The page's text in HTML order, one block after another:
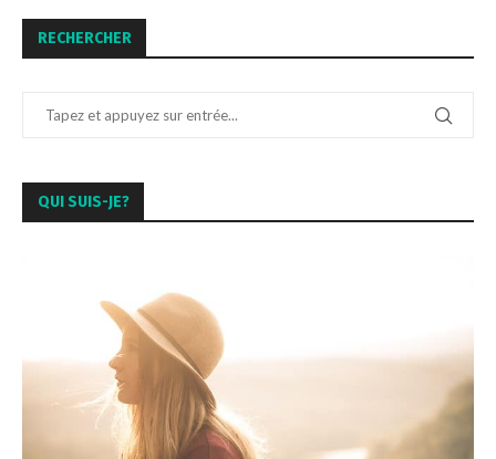
RECHERCHER
QUI SUIS-JE?